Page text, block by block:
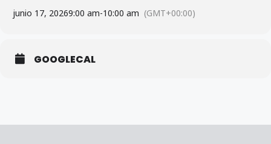
junio 17, 20269:00 am-10:00 am (GMT+00:00)
GOOGLECAL